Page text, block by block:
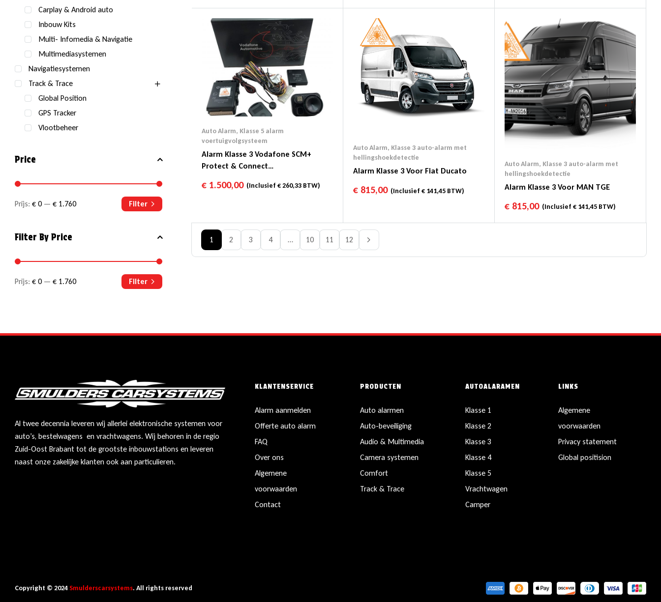
Auto Alarm, Klasse 5 alarm
voertuigvolgsysteem
Alarm Klasse 3 Vodafone SCM+
Protect & Connect
Klasse 5
€ 1.500,00(Inclusief €260,33 BTW)
Auto Alarm, Klasse 3 auto-alarm met
hellingshoekdetectie
Alarm Klasse 3 Voor Fiat Ducato
€ 815,00(Inclusief € 141,45 BTW)
Auto Alarm, Klasse 3 auto-alarm met
hellingshoekdetectie
Alarm Klasse 3 Voor MAN TGE
€ 815,00(Inclusief € 141,45 BTW)
1 2 3 4 … 10 11 12
Carplay & Android auto
Inbouw Kits
Multi- Infomedia & Navigatie
Multimediasystemen
Navigatiesystemen
Track & Trace
Global Position
GPS Tracker
Vlootbeheer
Price
Filter
Prijs: € 0— € 1.760
Filter By Price
Filter
Prijs: € 0— € 1.760
Al twee decennia leveren wij allerlei elektronische systemen voor
auto’s, bestelwagens en vrachtwagens. Wij behoren in de regio
Zuid-Oost Brabant tot de grootste inbouwstations en leveren
naast onze zakelijke klanten ook aan particulieren.
KLANTENSERVICE
Alarm aanmelden
Offerte auto alarm
FAQ
Over ons
Algemene
voorwaarden
Contact
PRODUCTEN
Auto alarmen
Auto-beveiliging
Audio & Multimedia
Camera systemen
Comfort
Track & Trace
AUTOALARAMEN
Klasse 1
Klasse 2
Klasse 3
Klasse 4
Klasse 5
Vrachtwagen
Camper
LINKS
Algemene
voorwaarden
Privacy statement
Global positision
Copyright © 2024Smulderscarsystems. All rights reserved